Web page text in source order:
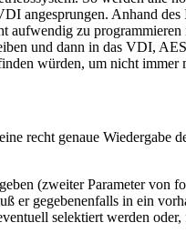
angesprungen. Anhand
aufwendig zu
und dann in das VDI,
würden, um nicht immer
recht genaue
(zweiter Parameter von
er gegebenenfalls in ein
selektiert werden